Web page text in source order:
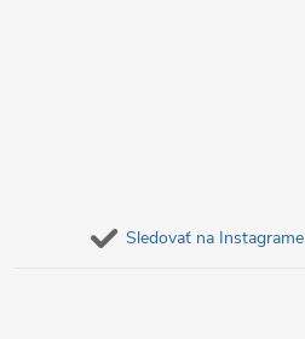
Sledovať na Instagrame